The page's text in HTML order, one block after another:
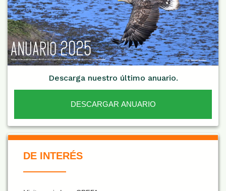
Descarga nuestro último anuario.
DESCARGAR ANUARIO
De Interés NARANJA
DE INTERÉS